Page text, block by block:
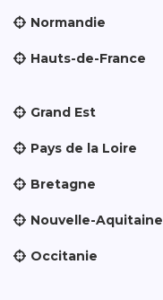
Normandie
Hauts-de-France
Grand Est
Pays de la Loire
Bretagne
Nouvelle-Aquitaine
Occitanie